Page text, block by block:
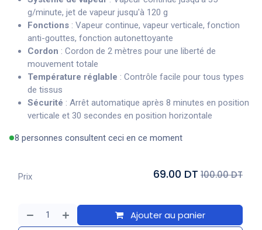
g/minute, jet de vapeur jusqu'à 120 g
Fonctions : Vapeur continue, vapeur verticale, fonction
anti-gouttes, fonction autonettoyante
Cordon : Cordon de 2 mètres pour une liberté de
mouvement totale
Température réglable : Contrôle facile pour tous types
de tissus
Sécurité : Arrêt automatique après 8 minutes en position
verticale et 30 secondes en position horizontale
8 personnes consultent ceci en ce moment
Ajouter au panier
Prix 69.00 DT 100.00 DT